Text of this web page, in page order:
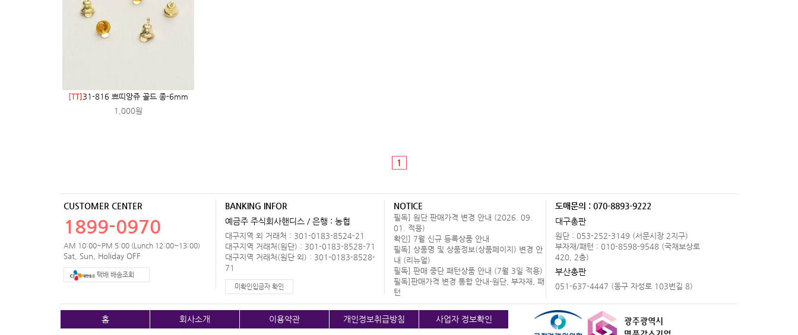
[TT] 31-816 쁘띠앙쥬 골드 종-6mm
1,000원
1
CUSTOMER CENTER
1899-0970
AM 10:00~PM 5:00 (Lunch 12:00~13:00)
Sat, Sun, Holiday OFF
택배 배송조회
BANKING INFOR
예금주 주식회사핸디스 / 은행 : 농협
대구지역 외 거래처 : 301-0183-8524-21
대구지역 거래처(원단) : 301-0183-8528-71
대구지역 거래처(원단 외) : 301-0183-8528-
71
미확인입금자 확인
NOTICE
필독] 원단 판매가격 변경 안내 (2026. 09.
01. 적용)
확인] 7월 신규 등록상품 안내
필독] 상품명 및 상품정보(상품페이지) 변경 안
내 (리뉴얼)
필독] 판매 중단 패턴상품 안내 (7월 3일 적용)
필독]판매가격 변경 통합 안내-원단, 부자재, 패
턴
도매문의 : 070-8893-9222
대구총판
원단 : 053-252-3149 (서문시장 2지구)
부자재/패턴 : 010-8598-9548 (국채보상로
420, 2층)
부산총판
051-637-4447 (동구 자성로 103번길 8)
홈 회사소개 이용약관 개인정보취급방침 사업자 정보확인